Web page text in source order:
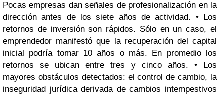
Pocas empresas dan señales de profesionalización en la
dirección antes de los siete años de actividad. • Los
retornos de inversión son rápidos. Sólo en un caso, el
emprendedor manifestó que la recuperación del capital
inicial podría tomar 10 años o más. En promedio los
retornos se ubican entre tres y cinco años. • Los
mayores obstáculos detectados: el control de cambio, la
inseguridad jurídica derivada de cambios intempestivos